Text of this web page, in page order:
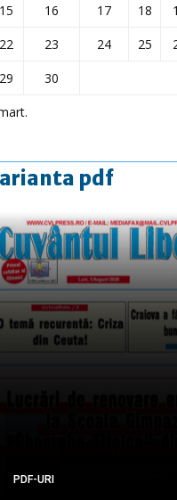
16 17 18
23 24 25
30
pdf
PDF-URI
PDF-URI
PDF-URI
PDF-URI
PDF-URI